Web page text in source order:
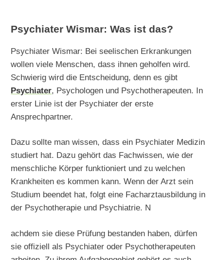
Psychiater Wismar: Was ist das?
Psychiater Wismar: Bei seelischen Erkrankungen
wollen viele Menschen, dass ihnen geholfen wird.
Schwierig wird die Entscheidung, denn es gibt
Psychiater, Psychologen und Psychotherapeuten. In
erster Linie ist der Psychiater der erste
Ansprechpartner.
Dazu sollte man wissen, dass ein Psychiater Medizin
studiert hat. Dazu gehört das Fachwissen, wie der
menschliche Körper funktioniert und zu welchen
Krankheiten es kommen kann. Wenn der Arzt sein
Studium beendet hat, folgt eine Facharztausbildung in
der Psychotherapie und Psychiatrie. N
achdem sie diese Prüfung bestanden haben, dürfen
sie offiziell als Psychiater oder Psychotherapeuten